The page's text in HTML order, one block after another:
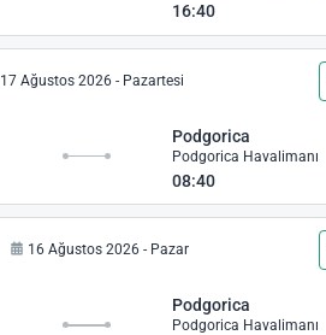
16:40
17 Ağustos 2026 - Pazartesi
Podgorica
Podgorica Havalimanı
08:40
16 Ağustos 2026 - Pazar
Podgorica
Podgorica Havalimanı